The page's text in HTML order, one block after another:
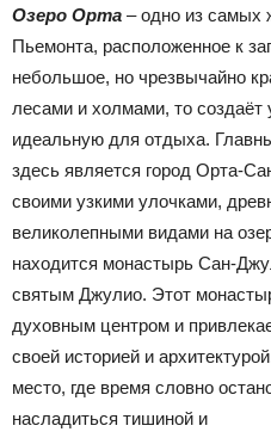
Озеро Орта – одно из самых
Пьемонта, расположенное к
небольшое, но чрезвычайно
лесами и холмами, то
идеальную для отдыха.
здесь является город Орта-
своими узкими улочками,
великолепными видами на
находится монастырь Сан-
святым Джулио. Этот
духовным центром и
своей историей и
место, где время словно
насладиться тишиной и